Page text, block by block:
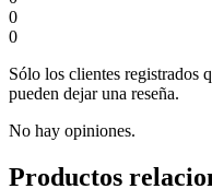
0
0
Sólo los clientes registrados
pueden dejar una reseña.
No hay opiniones.
Productos